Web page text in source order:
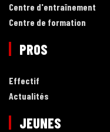
Centre d'entraînement
Centre de formation
PROS
Effectif
Actualités
JEUNES